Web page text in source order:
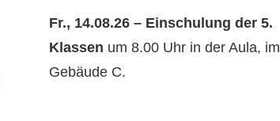
Fr., 14.08.26 – Einschulung der 5.
Klassen um 8.00 Uhr in der Aula, im
Gebäude C.